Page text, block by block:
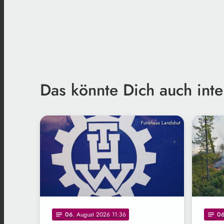
Das könnte Dich auch
Funkhaus Landshut
notes 06. August 2026 11:36 notes 06